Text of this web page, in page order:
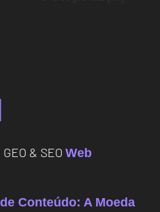
& SEO Web
Conteúdo: A Moeda